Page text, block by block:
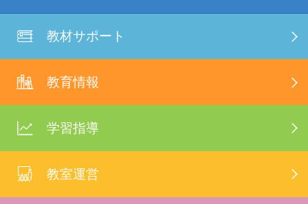
教材サポート
教育情報
学習指導
教室運営